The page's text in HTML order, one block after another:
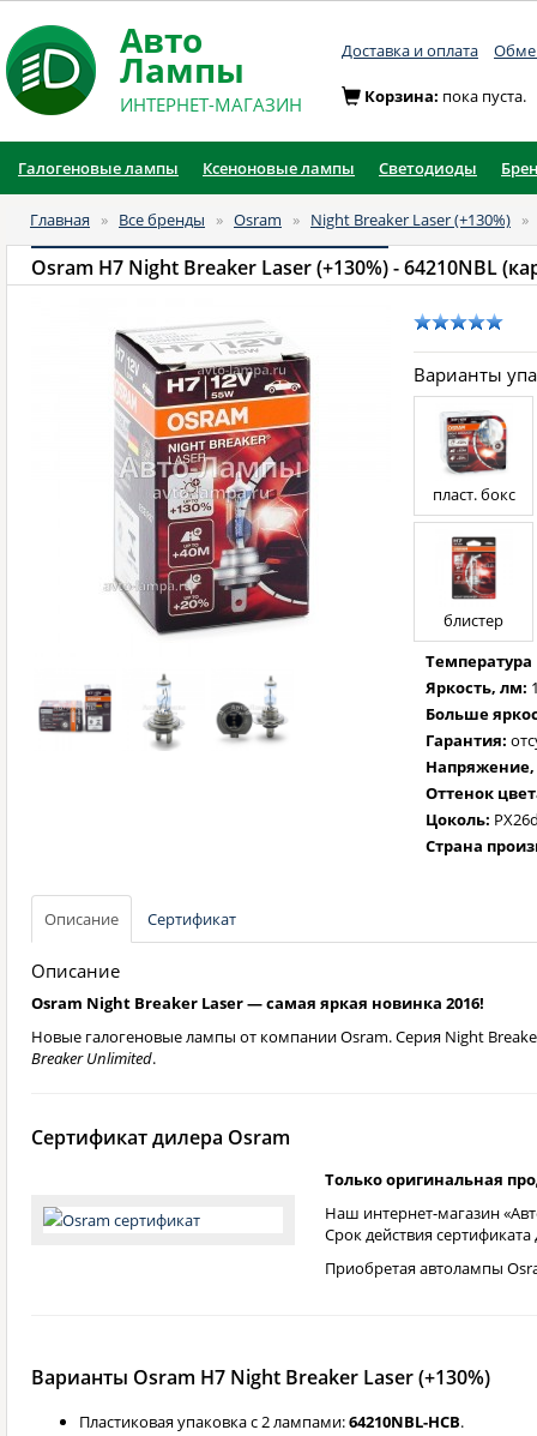
Авто
Лампы
ИНТЕРНЕТ-МАГАЗИН
Доставка и оплата
Корзина: пока пуста.
Галогеновые лампы Ксеноновые лампы Светодиоды
Главная » Все бренды » Osram » Night Breaker Laser (+130%) »
Osram H7 Night Breaker Laser (+130%)- 64210NBL
Варианты
пласт. бокс
блистер
Температура
Яркость, лм:
Больше
Гарантия:
Оттенок
Цоколь:
Страна
Описание Сертификат
Описание
Osram Night Breaker Laser — самая яркая новинка 2016!
Новые галогеновые лампы от компании Osram. Серия Night
Breaker Unlimited.
Сертификат дилера Osram
Только оригинальная
Наш интернет-магазин
Срок действия сертификата
Приобретая автолампы
Варианты Osram H7 Night Breaker Laser (+130%)
Пластиковая упаковка с 2 лампами:64210NBL-HCB.